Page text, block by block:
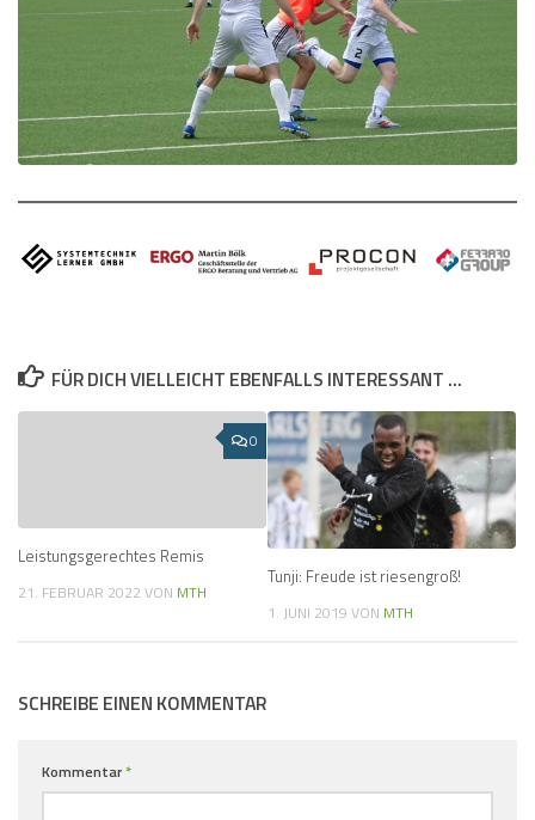
FÜR DICH VIELLEICHT EBENFALLS INTERESSANT …
0
Leistungsgerechtes Remis
21. FEBRUAR 2022 VON MTH
Tunji: Freude ist riesengroß!
1. JUNI 2019 VON MTH
SCHREIBE EINEN KOMMENTAR
Kommentar*